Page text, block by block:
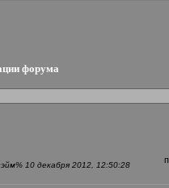
форума
10 декабря 2012, 12:50:28